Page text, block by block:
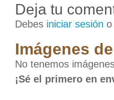
Deja tu
Debes iniciar sesión
Imágenes
No tenemos
¡Sé el primero en